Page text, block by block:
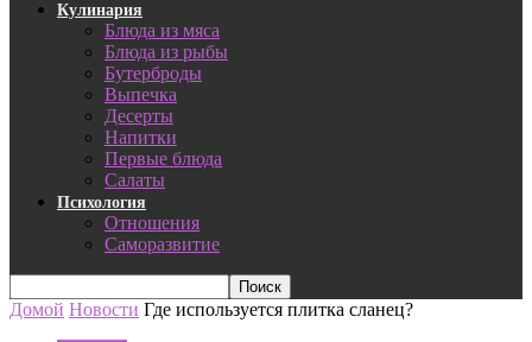
Кулинария
Блюда из мяса
Блюда из рыбы
Бутерброды
Выпечка
Десерты
Напитки
Первые блюда
Салаты
Психология
Отношения
Саморазвитие
Домой Новости Где используется плитка сланец?